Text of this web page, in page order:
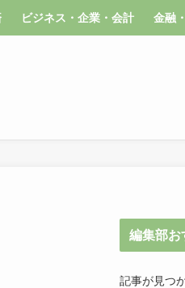
ビジネス・企業・会計 金融
編集部お
記事が見つ